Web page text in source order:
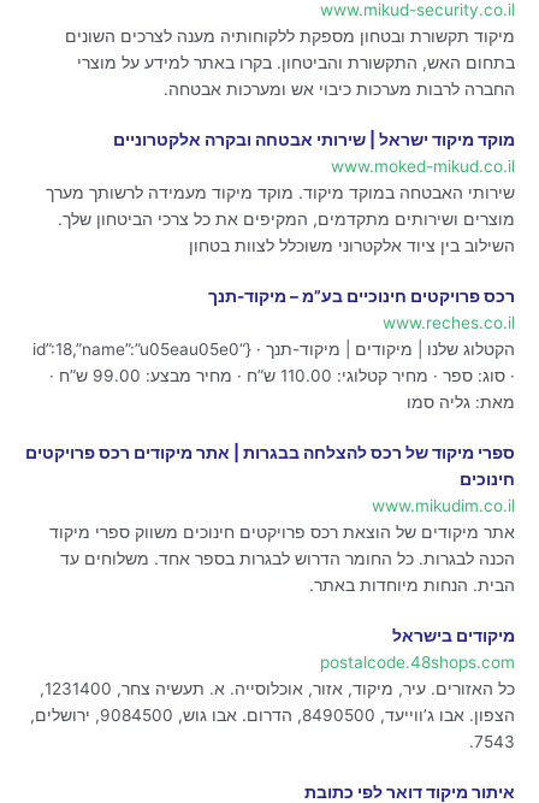
www.mikud-security.co.il
מיקוד תקשורת ובטחון מספקת ללקוחותיה מענה לצרכים השונים
בתחום האש, התקשורת והביטחון. בקרו באתר למידע על מוצרי
החברה לרבות מערכות כיבוי אש ומערכות אבטחה.
מוקד מיקוד ישראל | שירותי אבטחה ובקרה אלקטרוניים
www.moked-mikud.co.il
שירותי האבטחה במוקד מיקוד. מוקד מיקוד מעמידה לרשותך מערך
מוצרים ושירותים מתקדמים, המקיפים את כל צרכי הביטחון שלך.
השילוב בין ציוד אלקטרוני משוכלל לצוות בטחון
רכס פרויקטים חינוכיים בע”מ – מיקוד-תנך
www.reches.co.il
הקטלוג שלנו | מיקודים | מיקוד-תנך · {“id”:18,”name”:”u05eau05e0
· סוג: ספר · מחיר קטלוגי: 110.00 ש”ח · מחיר מבצע: 99.00 ש”ח ·
מאת: גליה סמו
ספרי מיקוד של רכס להצלחה בבגרות | אתר מיקודים רכס פרויקטים
חינוכים
www.mikudim.co.il
אתר מיקודים של הוצאת רכס פרויקטים חינוכים משווק ספרי מיקוד
הכנה לבגרות. כל החומר הדרוש לבגרות בספר אחד. משלוחים עד
הבית. הנחות מיוחדות באתר.
מיקודים בישראל
postalcode.48shops.com
כל האזורים. עיר, מיקוד, אזור, אוכלוסייה. א. תעשיה צחר, 1231400,
הצפון. אבו ג’ווייעד, 8490500, הדרום. אבו גוש, 9084500, ירושלים,
7543.
איתור מיקוד דואר לפי כתובת